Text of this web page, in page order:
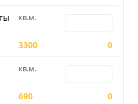
кв.м.
3300 0
кв.м.
690 0